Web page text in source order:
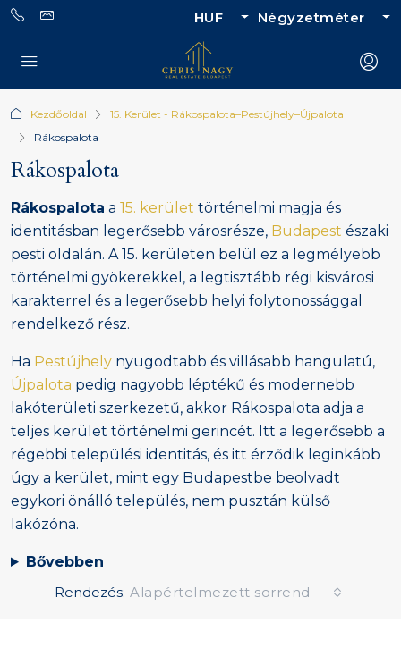
HUF Négyzetméter
Kezdőoldal
15. Kerület - Rákospalota–Pestújhely–Újpalota
Rákospalota
Rákospalota
Rákospalota a 15. kerület történelmi magja és
identitásban legerősebb városrésze, Budapest északi
pesti oldalán. A 15. kerületen belül ez a legmélyebb
történelmi gyökerekkel, a legtisztább régi kisvárosi
karakterrel és a legerősebb helyi folytonossággal
rendelkező rész.
Ha Pestújhely nyugodtabb és villásabb hangulatú,
Újpalota pedig nagyobb léptékű és modernebb
lakóterületi szerkezetű, akkor Rákospalota adja a
teljes kerület történelmi gerincét. Itt a legerősebb a
régebbi települési identitás, és itt érződik leginkább
úgy a kerület, mint egy Budapestbe beolvadt
egykori önálló település, nem pusztán külső
lakózóna.
Bővebben
Rendezés: Alapértelmezett sorrend